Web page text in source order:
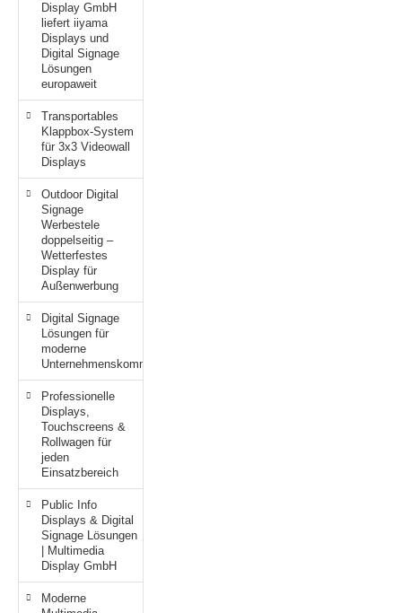
Display GmbH
liefert iiyama
Displays und
Digital Signage
Lösungen
europaweit
Transportables
Klappbox-System
für 3x3 Videowall
Displays
Outdoor Digital
Signage
Werbestele
doppelseitig –
Wetterfestes
Display für
Außenwerbung
Digital Signage
Lösungen für
moderne
Unternehmenskommunikation
Professionelle
Displays,
Touchscreens &
Rollwagen für
jeden
Einsatzbereich
Public Info
Displays & Digital
Signage Lösungen
| Multimedia
Display GmbH
Moderne